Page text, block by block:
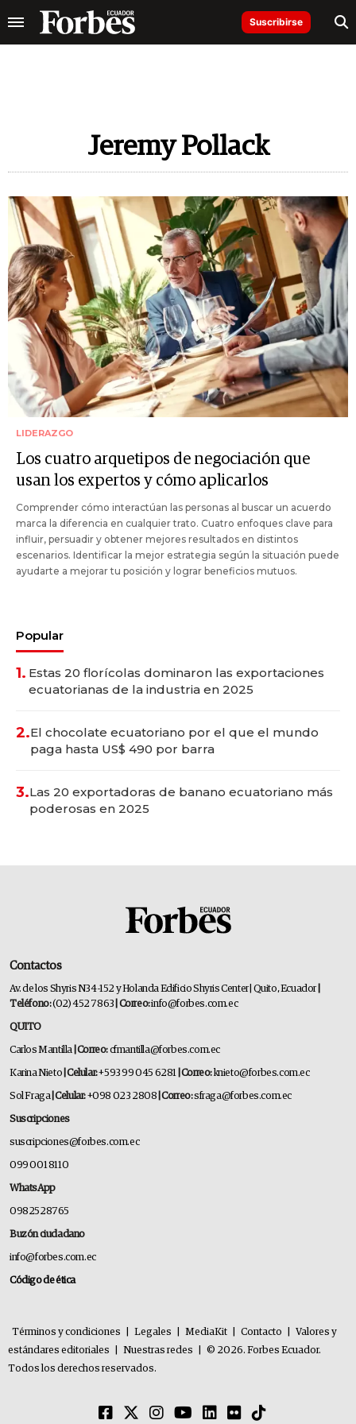
Suscribirse
Jeremy Pollack
LIDERAZGO
Los cuatro arquetipos de negociación que
usan los expertos y cómo aplicarlos
Comprender cómo interactúan las personas al buscar un acuerdo
marca la diferencia en cualquier trato. Cuatro enfoques clave para
influir, persuadir y obtener mejores resultados en distintos
escenarios. Identificar la mejor estrategia según la situación puede
ayudarte a mejorar tu posición y lograr beneficios mutuos.
Popular
1. Estas 20 florícolas dominaron las exportaciones
ecuatorianas de la industria en 2025
2.El chocolate ecuatoriano por el que el mundo
paga hasta US$ 490 por barra
3.Las 20 exportadoras de banano ecuatoriano más
poderosas en 2025
Contactos
Av. de los Shyris N34-152 y Holanda Edificio Shyris Center | Quito, Ecuador
Teléfono:(02) 452 7863 | Correo:info@forbes.com.ec
QUITO
Carlos Mantilla | Correo:cfmantilla@forbes.com.ec
Karina Nieto | Celular:+593 99 045 6281 | Correo: knieto@forbes.com.ec
Sol Fraga | Celular:+098 023 2808 | Correo:sfraga@forbes.com.ec
Suscripciones
suscripciones@forbes.com.ec
099 001 8110
WhatsApp
0982528765
Buzón ciudadano
info@forbes.com.ec
Código de ética
Términos y condiciones Legales MediaKit Contacto
Valores y
estándares editoriales
Nuestras redes
© 2026. Forbes Ecuador.
Todos los derechos reservados.